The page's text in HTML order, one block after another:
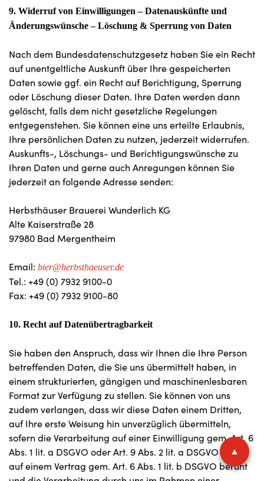
9. Widerruf von Einwilligungen – Datenauskünfte und
Änderungswünsche – Löschung & Sperrung von Daten
Nach dem Bundesdatenschutzgesetz haben Sie ein Recht
auf unentgeltliche Auskunft über Ihre gespeicherten
Daten sowie ggf. ein Recht auf Berichtigung, Sperrung
oder Löschung dieser Daten. Ihre Daten werden dann
gelöscht, falls dem nicht gesetzliche Regelungen
entgegenstehen. Sie können eine uns erteilte Erlaubnis,
Ihre persönlichen Daten zu nutzen, jederzeit widerrufen.
Auskunfts-, Löschungs- und Berichtigungswünsche zu
Ihren Daten und gerne auch Anregungen können Sie
jederzeit an folgende Adresse senden:
Herbsthäuser Brauerei Wunderlich KG
Alte Kaiserstraße 28
97980 Bad Mergentheim
Email: bier@herbsthaeuser.de
Tel.: +49 (0) 7932 9100-0
Fax: +49 (0) 7932 9100-80
10. Recht auf Datenübertragbarkeit
Sie haben den Anspruch, dass wir Ihnen die Ihre Person
betreffenden Daten, die Sie uns übermittelt haben, in
einem strukturierten, gängigen und maschinenlesbaren
Format zur Verfügung zu stellen. Sie können von uns
zudem verlangen, dass wir diese Daten einem Dritten,
auf Ihre erste Weisung hin unverzüglich übermitteln,
sofern die Verarbeitung auf einer Einwilligung gem. Art. 6
Abs. 1 lit. a DSGVO oder Art. 9 Abs. 2 lit. a DSGVO oder
auf einem Vertrag gem. Art. 6 Abs. 1 lit. b DSGVO beruht
▲